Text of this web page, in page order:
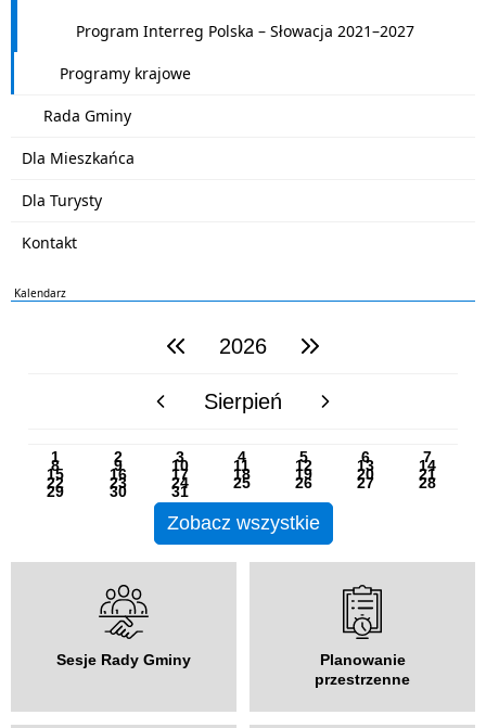
Program Interreg Polska – Słowacja 2021–2027
Programy krajowe
Rada Gminy
Dla Mieszkańca
Dla Turysty
Kontakt
Kalendarz
poprzedni rok2026 następny rok
poprzedni miesiącSierpień następny miesiąc
1 2 3 4 5 6 7
8 9 10 11 12 13 14
15 16 17 18 19 20 21
22 23 24 25 26 27 28
29 30 31
Zobacz wszystkie
Sesje Rady Gminy
Planowanie
przestrzenne